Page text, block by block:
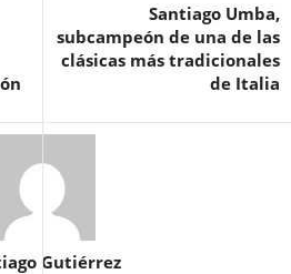
Santiago Umba,
subcampeón de una de las
clásicas más tradicionales
de Italia
Gutiérrez